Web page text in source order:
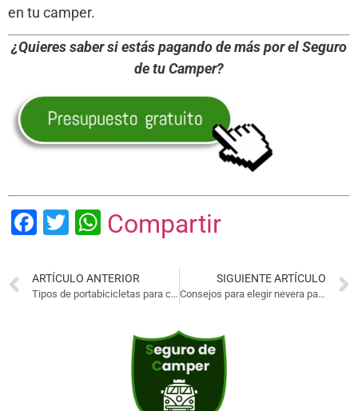
en tu camper.
¿Quieres saber si estás pagando de más por el Seguro
de tu Camper?
Facebook
Twitter
WhatsApp
Compartir
ARTÍCULO ANTERIOR
Tipos de portabicicletas para camper
SIGUIENTE ARTÍCULO
Consejos para elegir nevera para furgoneta camper